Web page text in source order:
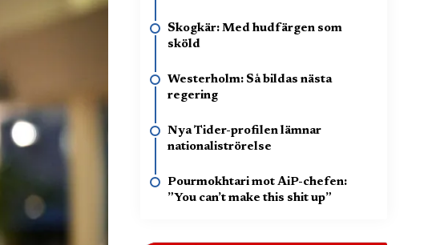
Skogkär: Med hudfärgen som
sköld
Westerholm: Så bildas nästa
regering
Nya Tider-profilen lämnar
nationaliströrelse
Pourmokhtari mot AiP-chefen:
”You can’t make this shit up”